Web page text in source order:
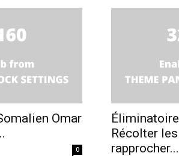
Omar
0
Récolter
rapprocher...